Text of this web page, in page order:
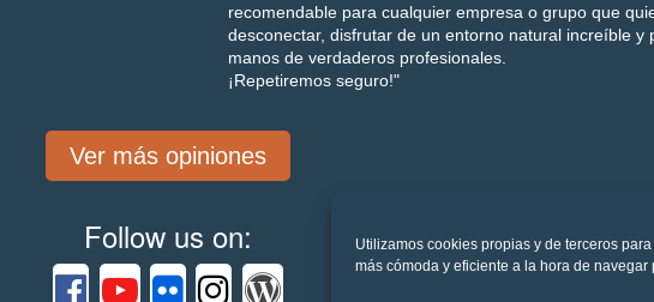
Utilizamos cookies propias y de terceros
más cómoda y eficiente a la hora de navegar
recomendable para cualquier empresa o grupo que
desconectar, disfrutar de un entorno natural increíble y
manos de verdaderos profesionales.
¡Repetiremos seguro!"
Ver más opiniones
Follow us on: